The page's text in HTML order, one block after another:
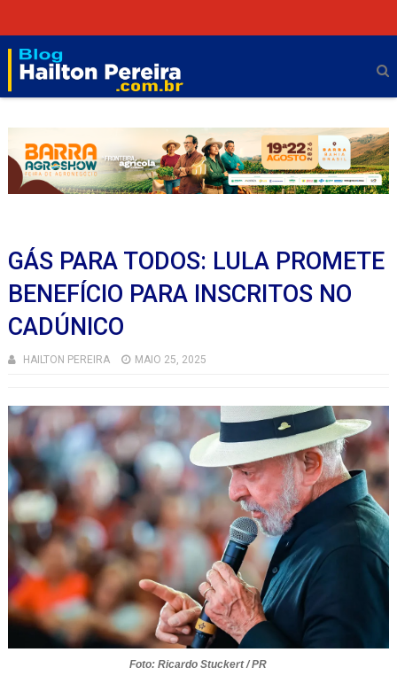
GÁS PARA TODOS: LULA PROMETE
BENEFÍCIO PARA INSCRITOS NO
CADÚNICO
HAILTON PEREIRA MAIO 25, 2025
Foto: Ricardo Stuckert / PR